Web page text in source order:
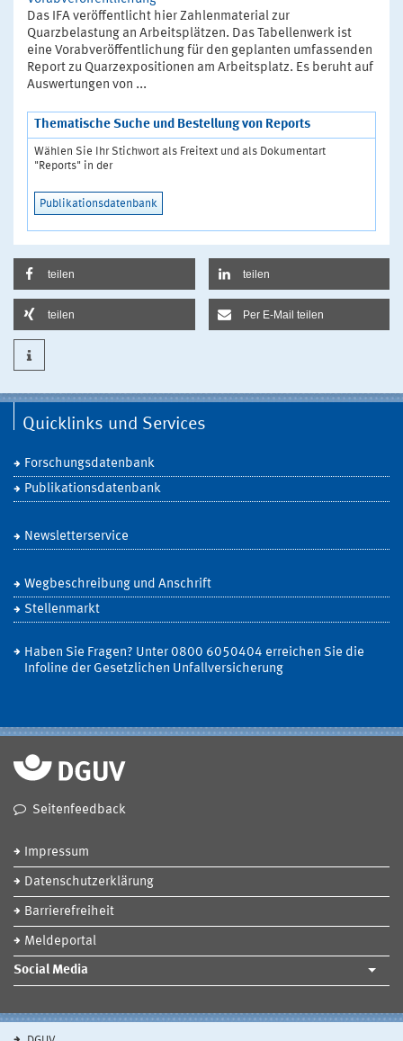
Das IFA veröffentlicht hier Zahlenmaterial zur
Quarzbelastung an Arbeitsplätzen. Das Tabellenwerk ist
eine Vorabveröffentlichung für den geplanten umfassenden
Report zu Quarzexpositionen am Arbeitsplatz. Es beruht auf
Auswertungen von ...
Thematische Suche und Bestellung von Reports
Wählen Sie Ihr Stichwort als Freitext und als Dokumentart
"Reports" in der
Publikationsdatenbank
teilen teilen
teilen Per E-Mail teilen
Quicklinks und Services
Forschungsdatenbank
Publikationsdatenbank
Newsletterservice
Wegbeschreibung und Anschrift
Stellenmarkt
Haben Sie Fragen? Unter 0800 6050404 erreichen Sie die
Infoline der Gesetzlichen Unfallversicherung
Seitenfeedback
Impressum
Datenschutzerklärung
Barrierefreiheit
Meldeportal
Social Media